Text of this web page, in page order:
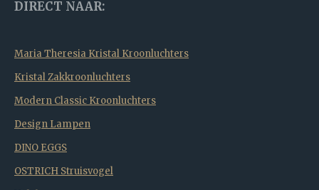
DIRECT NAAR:
Maria Theresia Kristal Kroonluchters
Kristal Zakkroonluchters
Modern Classic Kroonluchters
Design Lampen
DINO EGGS
OSTRICH Struisvogel